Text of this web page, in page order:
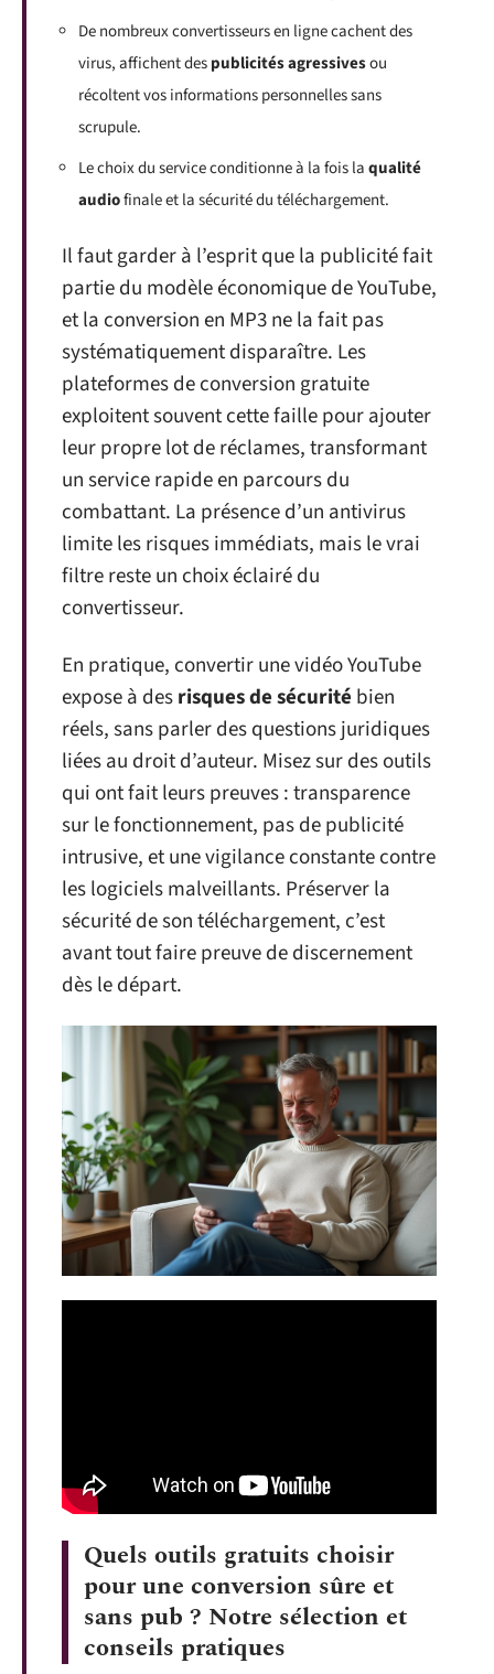
De nombreux convertisseurs en ligne cachent des
virus, affichent despublicités agressivesou
récoltent vos informations personnelles sans
scrupule.
Le choix du service conditionne à la fois laqualité
audiofinale et la sécurité du téléchargement.
Il faut garder à l’esprit que la publicité fait
partie du modèle économique de YouTube,
et la conversion en MP3 ne la fait pas
systématiquement disparaître. Les
plateformes de conversion gratuite
exploitent souvent cette faille pour ajouter
leur propre lot de réclames, transformant
un service rapide en parcours du
combattant. La présence d’un antivirus
limite les risques immédiats, mais le vrai
filtre reste un choix éclairé du
convertisseur.
En pratique, convertir une vidéo YouTube
expose à desrisques de sécurité bien
réels, sans parler des questions juridiques
liées au droit d’auteur. Misez sur des outils
qui ont fait leurs preuves : transparence
sur le fonctionnement, pas de publicité
intrusive, et une vigilance constante contre
les logiciels malveillants. Préserver la
sécurité de son téléchargement, c’est
avant tout faire preuve de discernement
dès le départ.
Quels outils gratuits choisir
pour une conversion sûre et
sans pub ? Notre sélection et
conseils pratiques